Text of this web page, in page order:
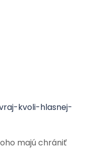
kvoli-hlasnej-
majú chrániť